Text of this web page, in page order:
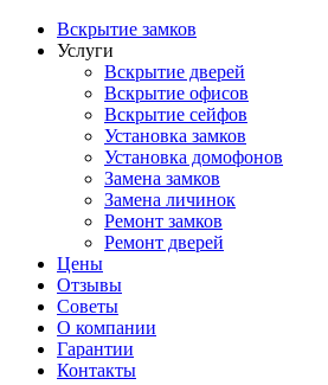
Вскрытие замков
Услуги
Вскрытие дверей
Вскрытие офисов
Вскрытие сейфов
Установка замков
Установка домофонов
Замена замков
Замена личинок
Ремонт замков
Ремонт дверей
Цены
Отзывы
Советы
О компании
Гарантии
Контакты